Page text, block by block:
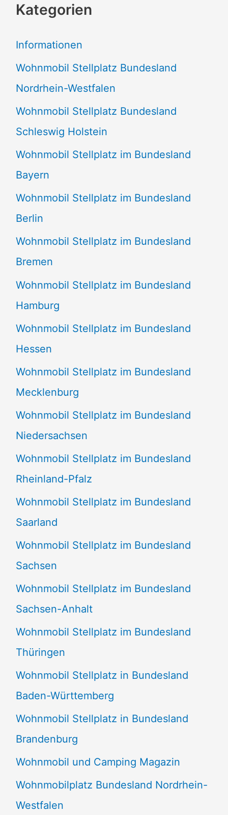
h
n
n
a
c
h
:
Kategorien
Informationen
Wohnmobil Stellplatz Bundesland
Nordrhein-Westfalen
Wohnmobil Stellplatz Bundesland
Schleswig Holstein
Wohnmobil Stellplatz im Bundesland
Bayern
Wohnmobil Stellplatz im Bundesland
Berlin
Wohnmobil Stellplatz im Bundesland
Bremen
Wohnmobil Stellplatz im Bundesland
Hamburg
Wohnmobil Stellplatz im Bundesland
Hessen
Wohnmobil Stellplatz im Bundesland
Mecklenburg
Wohnmobil Stellplatz im Bundesland
Niedersachsen
Wohnmobil Stellplatz im Bundesland
Rheinland-Pfalz
Wohnmobil Stellplatz im Bundesland
Saarland
Wohnmobil Stellplatz im Bundesland
Sachsen
Wohnmobil Stellplatz im Bundesland
Sachsen-Anhalt
Wohnmobil Stellplatz im Bundesland
Thüringen
Wohnmobil Stellplatz in Bundesland
Baden-Württemberg
Wohnmobil Stellplatz in Bundesland
Brandenburg
Wohnmobil und Camping Magazin
Wohnmobilplatz Bundesland Nordrhein-
Westfalen